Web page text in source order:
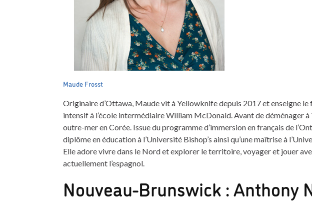
Maude Frosst
Originaire d’Ottawa, Maude vit à Yellowknife depuis 2017 et enseigne le
intensif à l’école intermédiaire William McDonald. Avant de déménager
outre-mer en Corée. Issue du programme d’immersion en français de
diplôme en éducation à l’Université Bishop’s ainsi qu’une maîtrise à
Elle adore vivre dans le Nord et explorer le territoire, voyager et jouer
actuellement l’espagnol.
Nouveau-Brunswick : Anthony